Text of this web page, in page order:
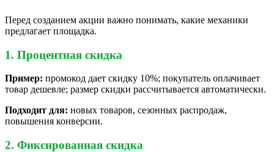
Перед созданием акции важно понимать, какие механики
предлагает площадка.
1. Процентная скидка
Пример: промокод дает скидку 10%; покупатель оплачивает
товар дешевле; размер скидки рассчитывается автоматически.
Подходит для: новых товаров, сезонных распродаж,
повышения конверсии.
2. Фиксированная скидка